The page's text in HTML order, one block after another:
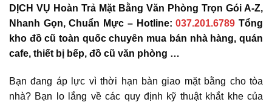
DỊCH VỤ Hoàn Trả Mặt Bằng Văn Phòng Trọn Gói A-Z,
Nhanh Gọn, Chuẩn Mực – Hotline:037.201.6789 Tổng
kho đồ cũ toàn quốc chuyên mua bán nhà hàng, quán
cafe, thiết bị bếp, đồ cũ văn phòng …
Bạn đang áp lực vì thời hạn bàn giao mặt bằng cho tòa
nhà? Bạn lo lắng về các quy định kỹ thuật khắt khe của